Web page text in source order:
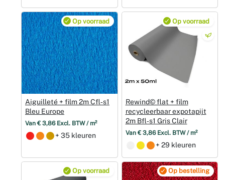
Op voorraad
Aiguilleté + film 2m Cfl‑s1
Bleu Europe
Van € 3,86 Excl. BTW / m²
+ 35 kleuren
Op voorraad
Rewind© flat + film
recycleerbaar expotapijt
2m Bfl‑s1 Gris Clair
Van € 3,86 Excl. BTW / m²
+ 29 kleuren
Op voorraad Op bestelling